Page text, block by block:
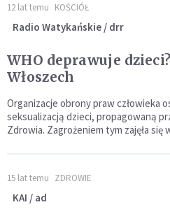
12 lat temu KOŚCIÓŁ
Radio Watykańskie / drr
WHO deprawuje
Włoszech
Organizacje obrony praw człowieka
seksualizacją dzieci, propagowaną
Zdrowia. Zagrożeniem tym zajęła się
15 lat temu ZDROWIE
KAI / ad